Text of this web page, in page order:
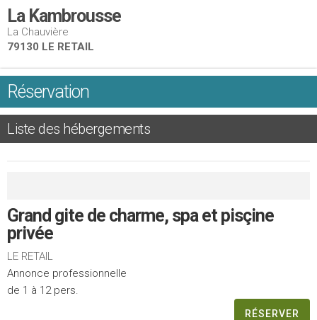
La Kambrousse
La Chauvière
79130 LE RETAIL
Réservation
Liste des hébergements
Grand gite de charme, spa et pisçine
privée
LE RETAIL
Annonce professionnelle
de 1 à 12 pers.
RÉSERVER